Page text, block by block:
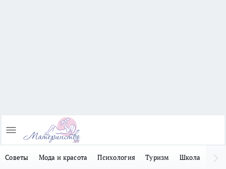
Советы Мода и красота Психология Туризм Школа